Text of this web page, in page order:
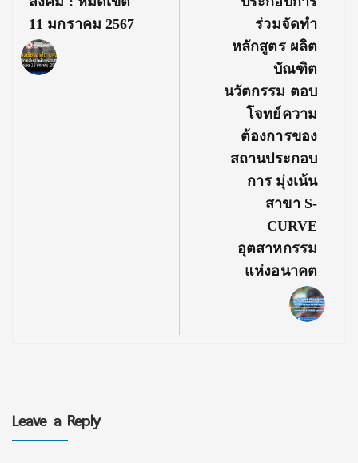
11 มกราคม 2567
ร่วมจัดทำ
หลักสูตร ผลิต
บัณฑิต
นวัตกรรม ตอบ
โจทย์ความ
ต้องการของ
สถานประกอบ
การ มุ่งเน้น
สาขา S-
CURVE
อุตสาหกรรม
แห่งอนาคต
Leave a Reply